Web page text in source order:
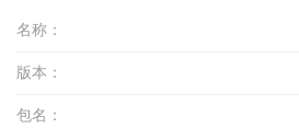
名称：
版本：
包名：